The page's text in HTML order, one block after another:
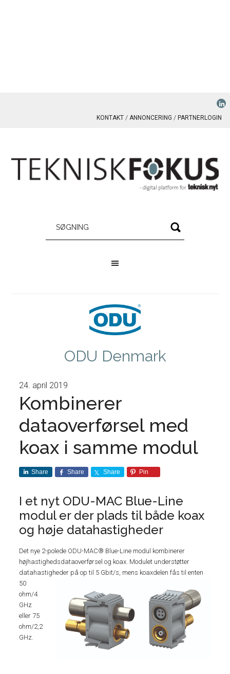
KONTAKT ANNONCERING PARTNERLOGIN
ODU Denmark
24. april 2019
Kombinerer
dataoverførsel med
koax i samme modul
Share Share Share Pin
I et nyt ODU-MAC Blue-Line
modul er der plads til både koax
og høje datahastigheder
Det nye 2-polede ODU-MAC® Blue-Line modul kombinerer
højhastighedsdataoverførsel og koax. Modulet understøtter
datahastigheder på op til 5 Gbit/s, mens koaxdelen fås til enten
50
ohm/4
GHz
eller 75
ohm/2,2
GHz.